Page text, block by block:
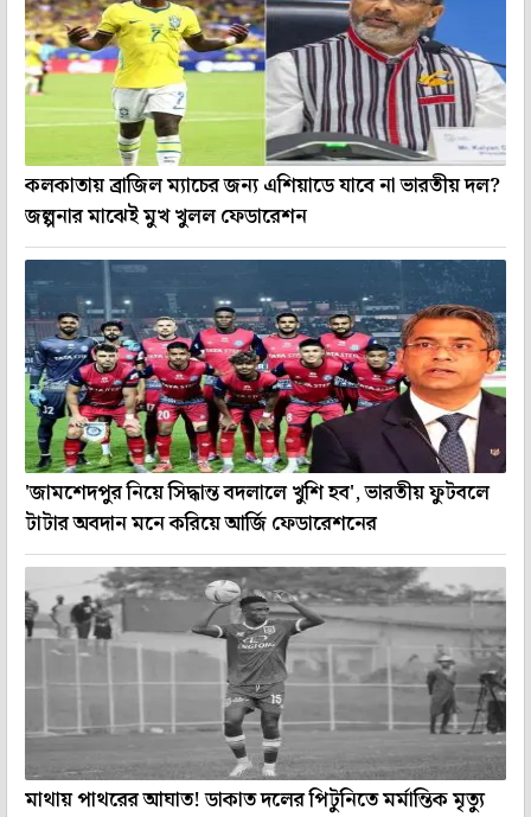
কলকাতায় ব্রাজিল ম্যাচের জন্য এশিয়াডে যাবে না ভারতীয় দল?
জল্পনার মাঝেই মুখ খুলল ফেডারেশন
'জামশেদপুর নিয়ে সিদ্ধান্ত বদলালে খুশি হব', ভারতীয় ফুটবলে
টাটার অবদান মনে করিয়ে আর্জি ফেডারেশনের
মাথায় পাথরের আঘাত! ডাকাত দলের পিটুনিতে মর্মান্তিক মৃত্যু